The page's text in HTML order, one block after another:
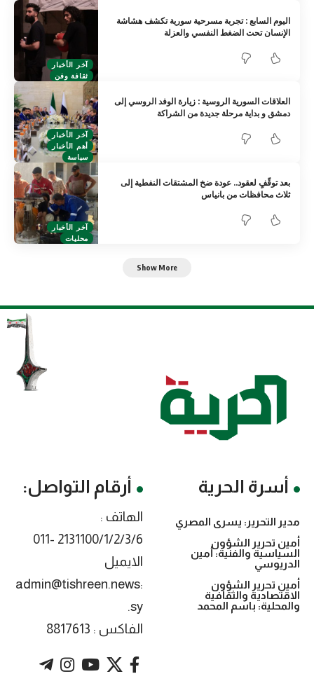
آخر الأخبار
ثقافة وفن
اليوم السابع : تجربة مسرحية سورية تكشف هشاشة
الإنسان تحت الضغط النفسي والعزلة
آخر الأخبار
أهم الأخبار
سياسة
العلاقات السورية الروسية : زيارة الوفد الروسي إلى
دمشق و بداية مرحلة جديدة من الشراكة
آخر الأخبار
محليات
بعد توقّفٍ لعقود.. عودة ضخ المشتقات النفطية إلى
ثلاث محافظات من بانياس
Show More
أسرة الحرية
مدير التحرير: يسرى المصري
أمين تحرير الشؤون
السياسية والفنية: أمين
الدريوسي
أمين تحرير الشؤون
الاقتصادية والثقافية
والمحلية: باسم المحمد
أرقام التواصل:
الهاتف :
2131100/1/2/3/6 -011
الايميل
:admin@tishreen.news
.sy
الفاكس : 8817613